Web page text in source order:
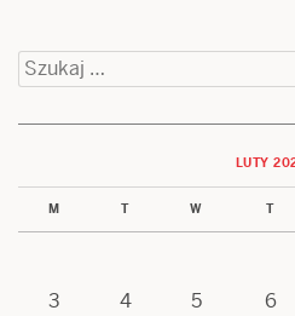
Szukaj:
LUTY
M T W T
3
4 5 6